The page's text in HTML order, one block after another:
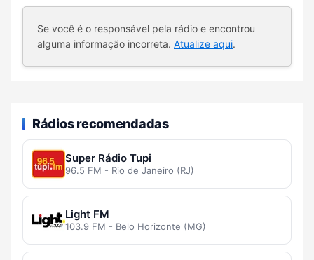
Se você é o responsável pela rádio e encontrou
alguma informação incorreta. Atualize aqui.
Rádios recomendadas
Super Rádio Tupi
96.5 FM - Rio de Janeiro (RJ)
Light FM
103.9 FM - Belo Horizonte (MG)